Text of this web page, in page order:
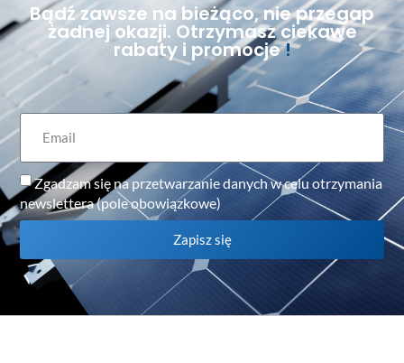
Bądź zawsze na bieżąco, nie przegap
żadnej okazji. Otrzymasz ciekawe
rabaty i promocje!
Zgadzam się na przetwarzanie danych w celu otrzymania
newslettera (pole obowiązkowe)
Zapisz się